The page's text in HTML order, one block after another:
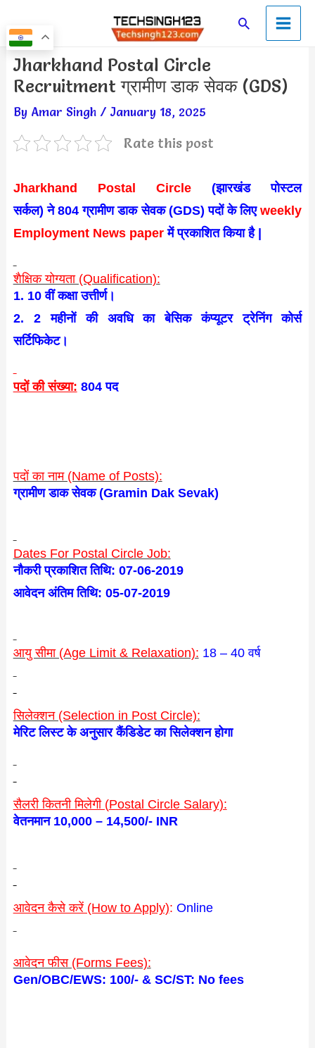
to
content
SearchMain
Menu
Jharkhand Postal Circle
Recruitment ग्रामीण डाक सेवक (GDS)
By Amar Singh / January 18, 2025
Rate this post
Jharkhand Postal Circle
(झारखंड पोस्टल
सर्कल) ने 804 ग्रामीण डाक सेवक (GDS) पदों के लिएweekly
Employment News paperमें प्रकाशित किया है |
शैक्षिक योग्यता (Qualification):
1. 10 वीं कक्षा उत्तीर्ण।
2. 2 महीनों की अवधि का बेसिक कंप्यूटर ट्रेनिंग कोर्स
सर्टिफिकेट।
पदों की संख्या: 804 पद
पदों का नाम (Name of Posts):
ग्रामीण डाक सेवक (Gramin Dak Sevak)
Dates For Postal Circle Job:
नौकरी प्रकाशित तिथि: 07-06-2019
आवेदन अंतिम तिथि: 05-07-2019
आयु सीमा (Age Limit & Relaxation): 18 – 40 वर्ष
सिलेक्शन (Selection in Post Circle):
मेरिट लिस्ट के अनुसार कैंडिडेट का सिलेक्शन होगा
सैलरी कितनी मिलेगी (Postal Circle Salary):
वेतनमान 10,000 – 14,500/- INR
आवेदन कैसे करें (How to Apply): Online
आवेदन फीस (Forms Fees):
Gen/OBC/EWS: 100/- & SC/ST: No fees
Post
navigation